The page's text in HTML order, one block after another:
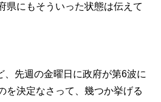
県にもそういった状態は伝えて
、先週の金曜日に政府が第6波に
を決定なさって、幾つか挙げる